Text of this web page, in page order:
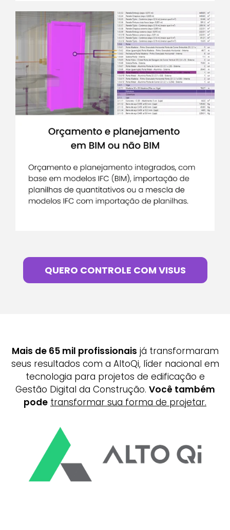
QUERO CONTROLE COM VISUS
Mais de 65 mil profissionais já transformaram
seus resultados com a AltoQi, líder nacional em
tecnologia para projetos de edificação e
Gestão Digital da Construção. Você também
pode transformar sua forma de projetar.